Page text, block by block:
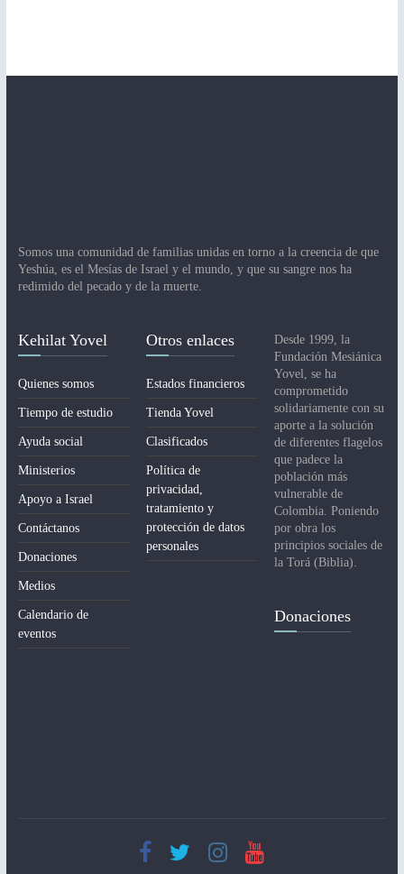
Somos una comunidad de familias unidas en torno a la creencia de que
Yeshúa, es el Mesías de Israel y el mundo, y que su sangre nos ha
redimido del pecado y de la muerte.
Kehilat Yovel
Quienes somos
Tiempo de estudio
Ayuda social
Ministerios
Apoyo a Israel
Contáctanos
Donaciones
Medios
Calendario de
eventos
Otros enlaces
Estados financieros
Tienda Yovel
Clasificados
Política de
privacidad,
tratamiento y
protección de datos
personales
Desde 1999, la
Fundación Mesiánica
Yovel, se ha
comprometido
solidariamente con su
aporte a la solución
de diferentes flagelos
que padece la
población más
vulnerable de
Colombia. Poniendo
por obra los
principios sociales de
la Torá (Biblia).
Donaciones